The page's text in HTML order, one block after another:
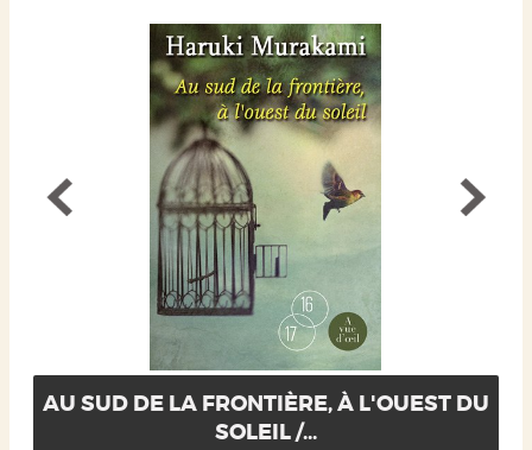
AU SUD DE LA FRONTIÈRE, À L'OUEST DU
SOLEIL /...